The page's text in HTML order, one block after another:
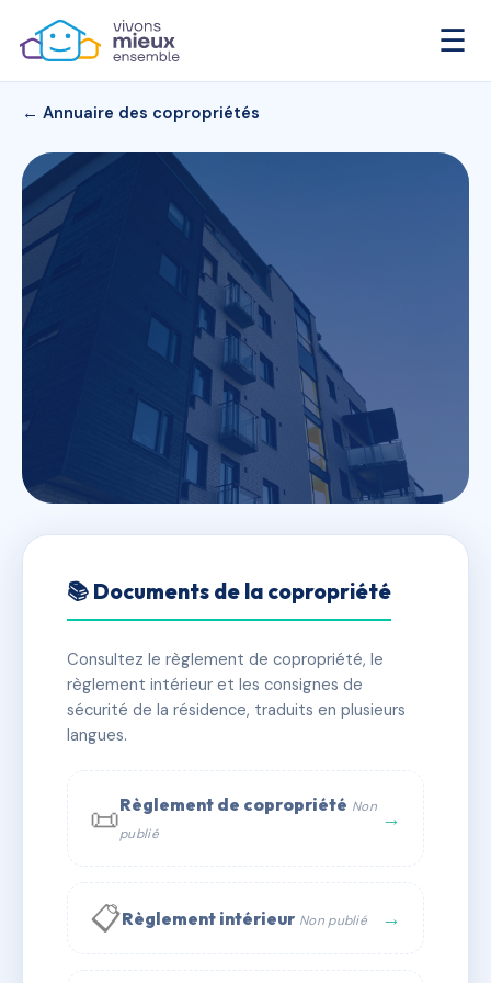
☰
← Annuaire des copropriétés
ROSE DES VENTS
✓ Immatriculée 🏠 16 lots 🏗 1 bâtiment(s)
📞 Contacter Syndic Digital
📚 Documents de la copropriété
Consultez le règlement de copropriété, le
règlement intérieur et les consignes de
sécurité de la résidence, traduits en plusieurs
langues.
📜Règlement de copropriété Non
publié
→
📋Règlement intérieur Non publié →